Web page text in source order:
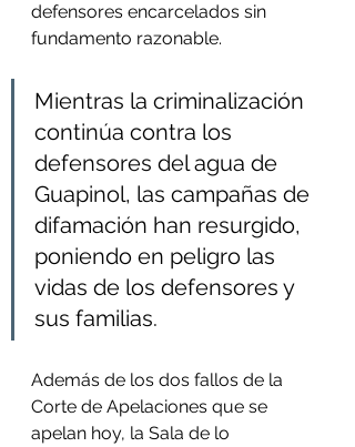
defensores encarcelados sin
fundamento razonable.
Mientras la criminalización
continúa contra los
defensores del agua de
Guapinol, las campañas de
difamación han resurgido,
poniendo en peligro las
vidas de los defensores y
sus familias.
Además de los dos fallos de la
Corte de Apelaciones que se
apelan hoy, la Sala de lo